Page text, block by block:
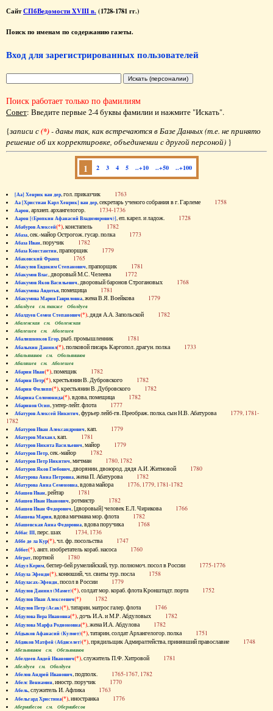
СайтСПбВедомости XVIII в. (1728-1781 гг.)
Поиск по именам по содержанию газеты.
Вход для зарегистрированных пользователей
Поиск работает только по фамилиям
Совет: Введите первые 2-4 буквы фамилии и нажмите "Искать".
{записи с(*)- даны так, как встречаются в Базе Данных (т.е. не принято
решение об их корректировке, объединении с другой персоной) }
1 2 3 4 5 ..+10 ..+50 ..+100
[Аа] Хенрик ван дер, гол. приказчик 1763
Аа [Христиан Карл Хенрик] ван дер, секретарь ученого собрания в г. Гарлеме 1758
Аарон, архиеп. архангелогор. 1734-1736
Аарон [(Еропкин Афанасий Владимирович)], еп. карел. и ладож. 1728
Абабуров Алексей(*), констапель 1782
Абаза, сек.-майор Острогож. гусар. полка 1773
Абаза Иван, поручик 1782
Абаза Константин, прапорщик 1779
Абаковский Франц 1765
Абакулов Евдоким Степанович, прапорщик 1781
Абакумов Влас, дворовый М.С. Челеева 1772
Абакумов Яков Васильевич, дворовый баронов Строгановых 1768
Абакумова Авдотья, помещица 1781
Абакумова Мария Гавриловна, жена В.Я. Воейкова 1779
Абалдуев см. также Оболдуев
Абалдуев Семен Степанович(*), дядя А.А. Запольской 1782
Абаленская см. Оболенская
Абалешев см. Аболешев
Абалишников Егор, рыб. промышленник 1781
Абалыхин Даниил(*), полковой писарь Каргопол. драгун. полка 1733
Абальянинов см. Обольянинов
Абаляшев см. Аболешев
Абарин Иван(*), помещик 1782
Абарин Петр(*), крестьянин В. Дубровского 1782
Абарин Филипп(*), крестьянин В. Дубровского 1782
Абарина Соломонида(*), вдова, помещица 1782
Абаринов Осип, унтер-лейт. флота 1777
Абатуров Алексей Никитич, фурьер лейб-гв. Преображ. полка, сын Н.В. Абатурова 1779, 1781-
1782
Абатуров Иван Александрович, кап. 1779
Абатуров Михаил, кап. 1781
Абатуров Никита Васильевич, майор 1779
Абатуров Петр, сек.-майор 1782
Абатуров Петр Никитич, мичман 1780, 1782
Абатуров Яков Глебович, дворянин, двоюрод. дядя А.И. Житновой 1780
Абатурова Анна Петровна, жена П. Абатурова 1782
Абатурова Анна Семеновна, вдова майора 1776, 1779, 1781-1782
Абашев Иван, рейтар 1781
Абашев Иван Иванович, ротмистр 1782
Абашев Иван Федорович, [дворовый] человек Е.Л. Чирикова 1766
Абашева Мария, вдова мичмана мор. флота 1782
Абашевская Анна Федоровна, вдова поручика 1768
Аббас III, перс. шах 1734, 1736
Аббе де ла Кур(*), чл. фр. посольства 1747
Аббот(*), англ. изобретатель кораб. насоса 1760
Абграт, портной 1780
Абдул Керим, беглер-бей румелийский, тур. полномоч. посол в России 1775-1776
Абдула Эфенди(*), конюший, чл. свиты тур. посла 1758
Абдуласах-Эфенди, посол в России 1779
Абдулов Даниил (Мамет)(*), солдат мор. кораб. флота Кронштадт. порта 1752
Абдулов Иван Алексеевич(*) 1782
Абдулов Петр (Асак)(*), татарин, матрос галер. флота 1746
Абдулова Вера Ивановна(*), дочь И.А. и М.Р. Абдуловых 1782
Абдулова Марфа Родионовна(*), жена И.А. Абдулова 1782
Абдыков Афанасий (Кулмет)(*), татарин, солдат Архангелогор. полка 1751
Абдяков Матфей (Абдяселет)(*), прядильщик Адмиралтейства, принявший православие 1748
Абезьянинов см. Обезьянинов
Абелдеев Авдей Иванович(*), служитель П.Ф. Хитровой 1781
Абелдуев см. Оболдуев
Абелов Андрей Иванович, подполк. 1765-1767, 1782
Абелс Вениамин, иностр. поручик 1770
Абель, служитель И. Афлика 1763
Абельгард Христина(*), иностранка 1776
Абернибесов см. Обернибесов